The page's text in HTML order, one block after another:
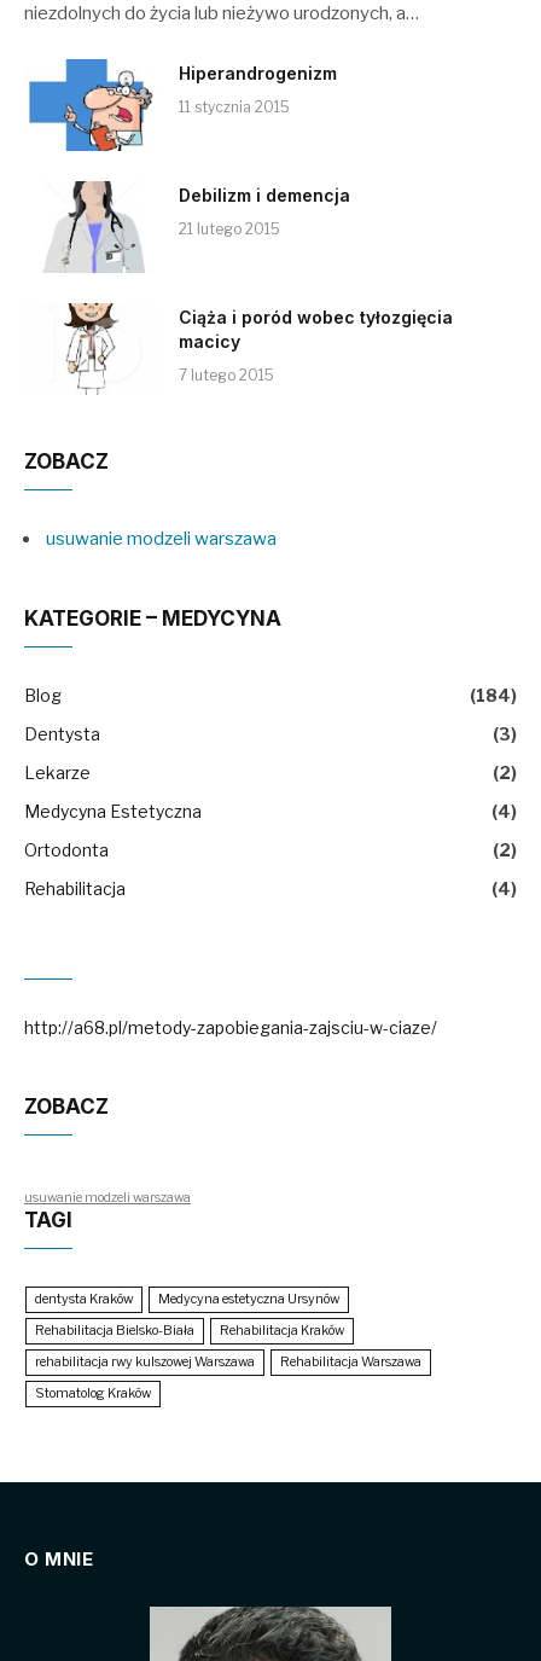
niezdolnych do życia lub nieżywo urodzonych, a…
Hiperandrogenizm
11 stycznia 2015
Debilizm i demencja
21 lutego 2015
Ciąża i poród wobec tyłozgięcia
macicy
7 lutego 2015
ZOBACZ
usuwanie modzeli warszawa
KATEGORIE – MEDYCYNA
Blog
(184)
Dentysta
(3)
Lekarze
(2)
Medycyna Estetyczna
(4)
Ortodonta
(2)
Rehabilitacja
(4)
http://a68.pl/metody-zapobiegania-zajsciu-w-ciaze/
ZOBACZ
usuwanie modzeli warszawa
TAGI
dentysta Kraków
Medycyna estetyczna Ursynów
Rehabilitacja Bielsko-Biała
Rehabilitacja Kraków
rehabilitacja rwy kulszowej Warszawa
Rehabilitacja Warszawa
Stomatolog Kraków
O MNIE